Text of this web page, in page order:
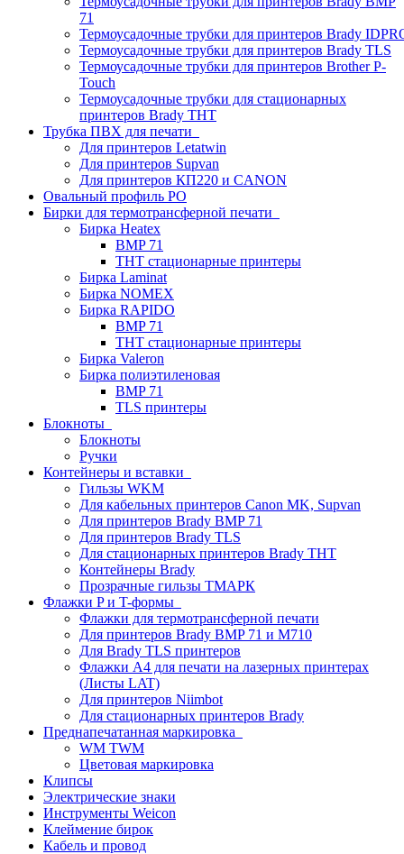
71
Термоусадочные трубки для принтеров Brady
Термоусадочные трубки для принтеров Brady TLS
Термоусадочные трубки для принтеров Brother P-
Touch
Термоусадочные трубки для стационарных
принтеров Brady THT
Трубка ПВХ для печати
Для принтеров Letatwin
Для принтеров Supvan
Для принтеров КП220 и CANON
Овальный профиль PO
Бирки для термотрансферной печати
Бирка Heatex
BMP 71
THT стационарные принтеры
Бирка Laminat
Бирка NOMEX
Бирка RAPIDO
BMP 71
THT стационарные принтеры
Бирка Valeron
Бирка полиэтиленовая
BMP 71
TLS принтеры
Блокноты
Блокноты
Ручки
Контейнеры и вставки
Гильзы WKM
Для кабельных принтеров Canon MK, Supvan
Для принтеров Brady BMP 71
Для принтеров Brady TLS
Для стационарных принтеров Brady THT
Контейнеры Brady
Прозрачные гильзы ТМАРК
Флажки P и T-формы
Флажки для термотрансферной печати
Для принтеров Brady BMP 71 и M710
Для Brady TLS принтеров
Флажки A4 для печати на лазерных принтерах
(Листы LAT)
Для принтеров Niimbot
Для стационарных принтеров Brady
Преднапечатанная маркировка
WM TWM
Цветовая маркировка
Клипсы
Электрические знаки
Инструменты Weicon
Клеймение бирок
Кабель и провод